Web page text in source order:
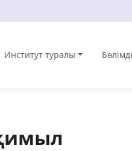
Институт туралы